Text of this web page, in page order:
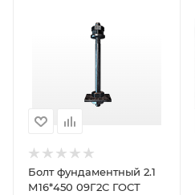
Болт фундаментный 2.1
М16*450 09Г2С ГОСТ